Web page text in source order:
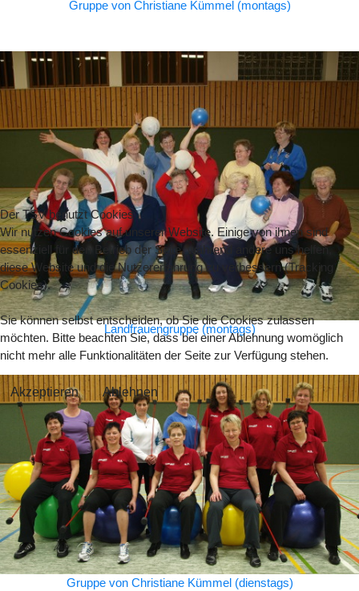
Gruppe von Christiane Kümmel (montags)
Landfrauengruppe (montags)
Gruppe von Christiane Kümmel (dienstags)
Der TSV benutzt Cookies
Wir nutzen Cookies auf unserer Website. Einige von ihnen sind
essenziell für den Betrieb der Seite, während andere uns helfen,
diese Website und die Nutzererfahrung zu verbessern (Tracking
Cookies).
Sie können selbst entscheiden, ob Sie die Cookies zulassen
möchten. Bitte beachten Sie, dass bei einer Ablehnung womöglich
nicht mehr alle Funktionalitäten der Seite zur Verfügung stehen.
Akzeptieren Ablehnen